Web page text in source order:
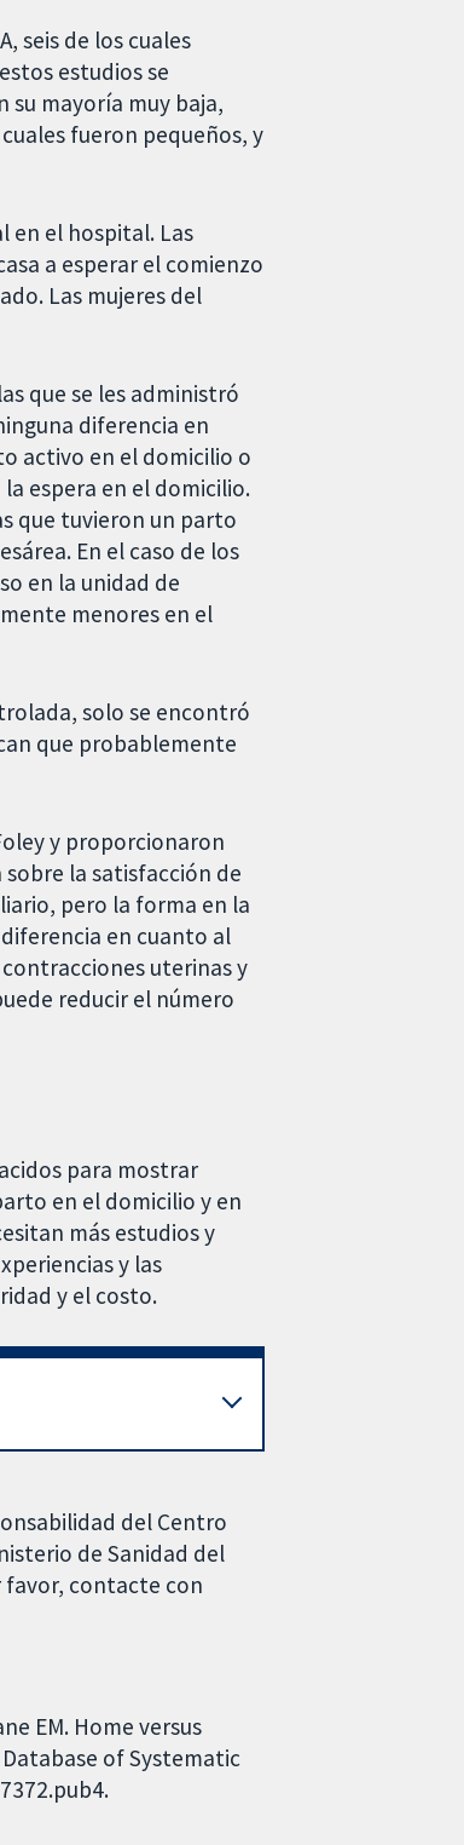
seis de los cuales
estudios se
su mayoría muy baja,
fueron pequeños, y
en el hospital. Las
a esperar el comienzo
Las mujeres del
que se les administró
diferencia en
activo en el domicilio o
espera en el domicilio.
que tuvieron un parto
En el caso de los
en la unidad de
menores en el
solo se encontró
que probablemente
y proporcionaron
la satisfacción de
pero la forma en la
en cuanto al
uterinas y
reducir el número
para mostrar
en el domicilio y en
más estudios y
y las
y el costo.
del Centro
de Sanidad del
favor, contacte con
EM. Home versus
of Systematic